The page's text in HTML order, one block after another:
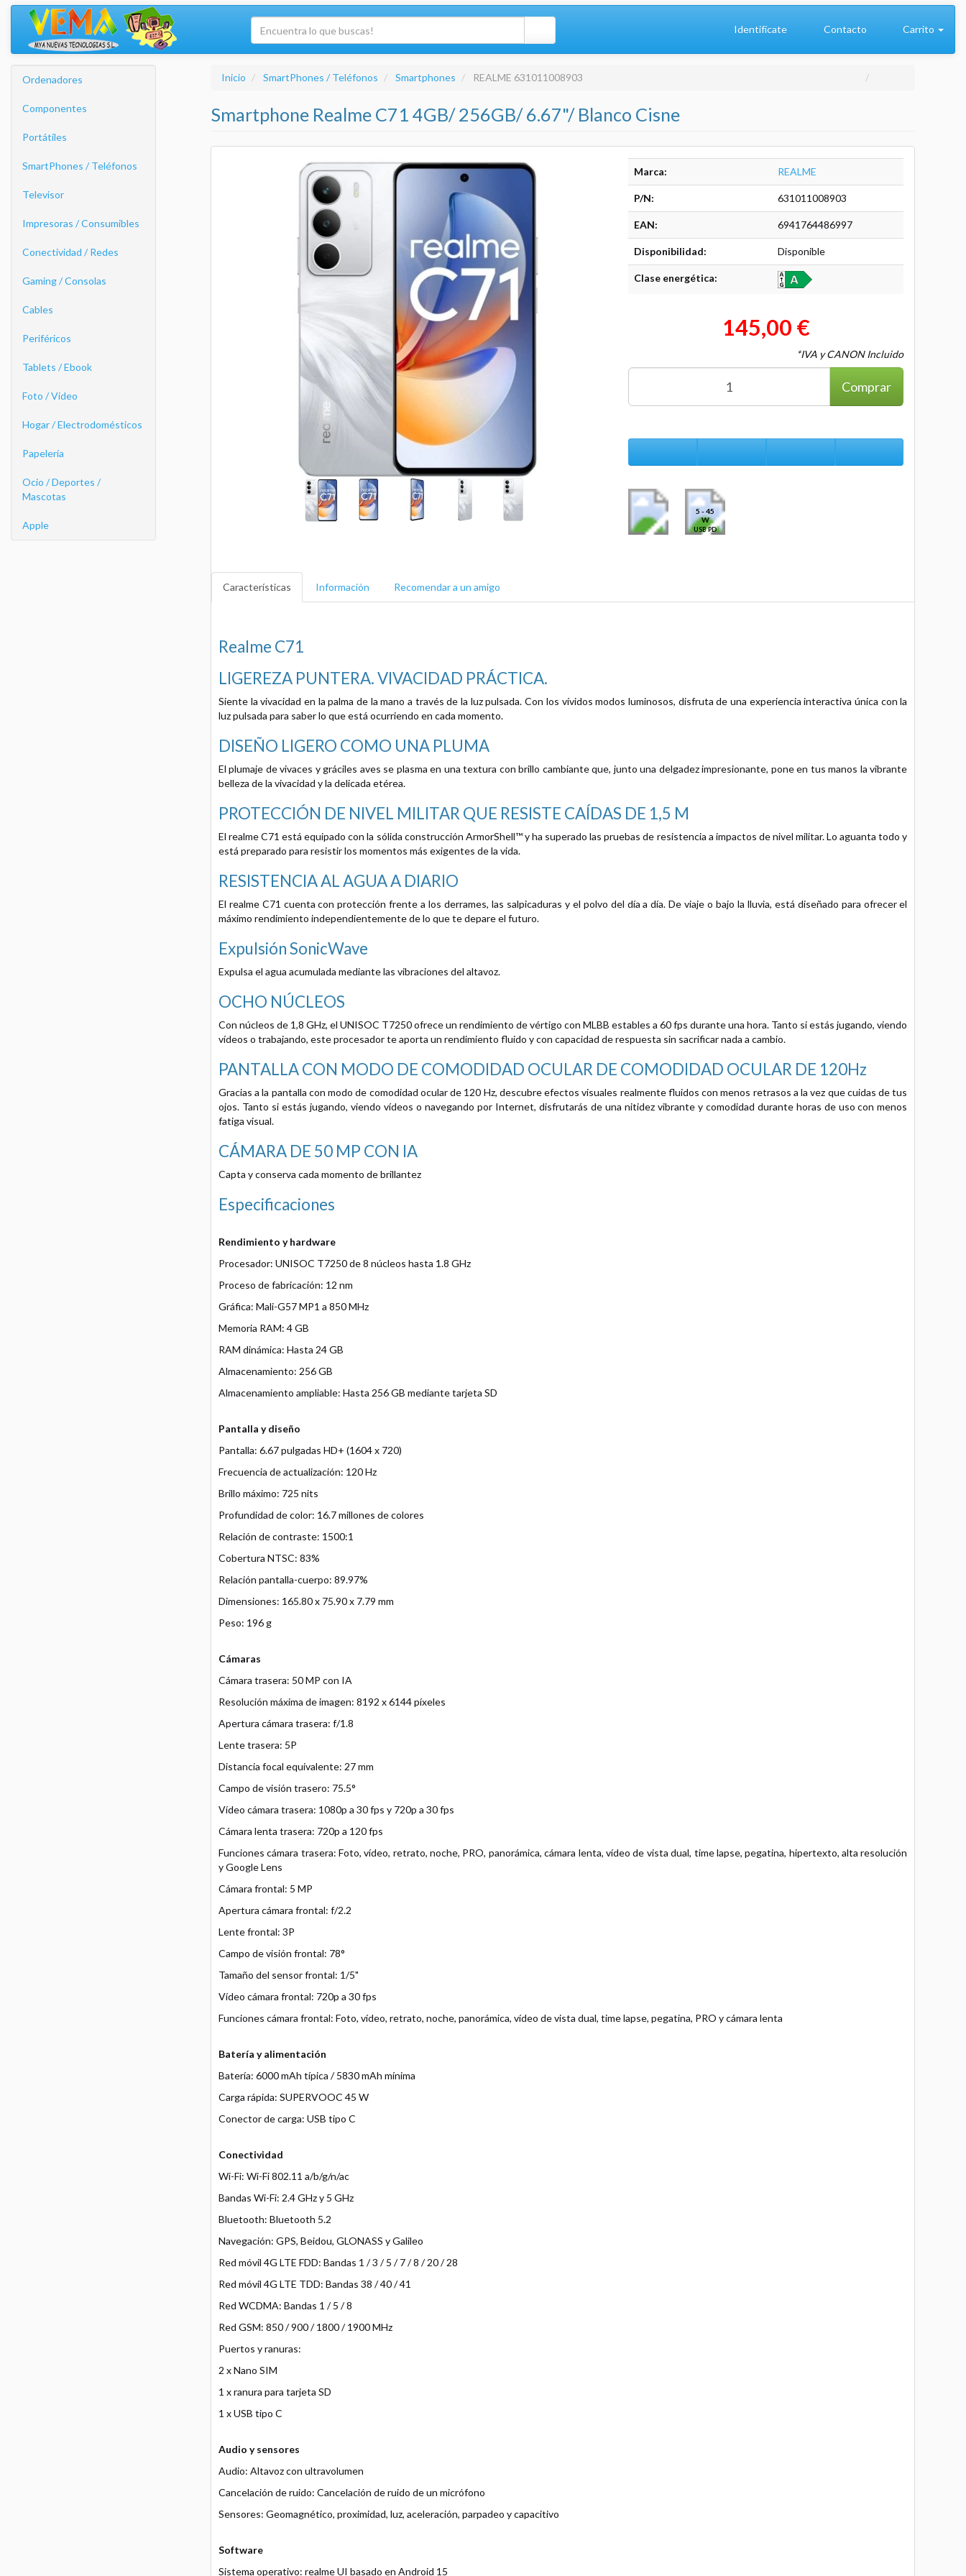
Identifícate Contacto Carrito
Ordenadores
Componentes
Portátiles
SmartPhones / Teléfonos
Televisor
Impresoras / Consumibles
Conectividad / Redes
Gaming / Consolas
Cables
Periféricos
Tablets / Ebook
Foto / Video
Hogar / Electrodomésticos
Papelería
Ocio / Deportes /
Mascotas
Apple
Inicio SmartPhones / Teléfonos Smartphones REALME 631011008903
Smartphone Realme C71 4GB/ 256GB/ 6.67"/ Blanco Cisne
Marca: REALME
P/N: 631011008903
EAN: 6941764486997
Disponibilidad: Disponible
Clase energética:
145,00 €
*IVA y CANON Incluido
Comprar
5 - 45
W
USB PD
Características Información Recomendar a un amigo
Realme C71
LIGEREZA PUNTERA. VIVACIDAD PRÁCTICA.
Siente la vivacidad en la palma de la mano a través de la luz pulsada. Con los vívidos modos luminosos, disfruta de una experiencia interactiva única con la
luz pulsada para saber lo que está ocurriendo en cada momento.
DISEÑO LIGERO COMO UNA PLUMA
El plumaje de vivaces y gráciles aves se plasma en una textura con brillo cambiante que, junto una delgadez impresionante, pone en tus manos la vibrante
belleza de la vivacidad y la delicada etérea.
PROTECCIÓN DE NIVEL MILITAR QUE RESISTE CAÍDAS DE 1,5 M
El realme C71 está equipado con la sólida construcción ArmorShell™ y ha superado las pruebas de resistencia a impactos de nivel militar. Lo aguanta todo y
está preparado para resistir los momentos más exigentes de la vida.
RESISTENCIA AL AGUA A DIARIO
El realme C71 cuenta con protección frente a los derrames, las salpicaduras y el polvo del día a día. De viaje o bajo la lluvia, está diseñado para ofrecer el
máximo rendimiento independientemente de lo que te depare el futuro.
Expulsión SonicWave
Expulsa el agua acumulada mediante las vibraciones del altavoz.
OCHO NÚCLEOS
Con núcleos de 1,8 GHz, el UNISOC T7250 ofrece un rendimiento de vértigo con MLBB estables a 60 fps durante una hora. Tanto si estás jugando, viendo
vídeos o trabajando, este procesador te aporta un rendimiento fluido y con capacidad de respuesta sin sacrificar nada a cambio.
PANTALLA CON MODO DE COMODIDAD OCULAR DE COMODIDAD OCULAR DE 120Hz
Gracias a la pantalla con modo de comodidad ocular de 120 Hz, descubre efectos visuales realmente fluidos con menos retrasos a la vez que cuidas de tus
ojos. Tanto si estás jugando, viendo vídeos o navegando por Internet, disfrutarás de una nitidez vibrante y comodidad durante horas de uso con menos
fatiga visual.
CÁMARA DE 50 MP CON IA
Capta y conserva cada momento de brillantez
Especificaciones
Rendimiento y hardware
Procesador: UNISOC T7250 de 8 núcleos hasta 1.8 GHz
Proceso de fabricación: 12 nm
Gráfica: Mali-G57 MP1 a 850 MHz
Memoria RAM: 4 GB
RAM dinámica: Hasta 24 GB
Almacenamiento: 256 GB
Almacenamiento ampliable: Hasta 256 GB mediante tarjeta SD
Pantalla y diseño
Pantalla: 6.67 pulgadas HD+ (1604 x 720)
Frecuencia de actualización: 120 Hz
Brillo máximo: 725 nits
Profundidad de color: 16.7 millones de colores
Relación de contraste: 1500:1
Cobertura NTSC: 83%
Relación pantalla-cuerpo: 89.97%
Dimensiones: 165.80 x 75.90 x 7.79 mm
Peso: 196 g
Cámaras
Cámara trasera: 50 MP con IA
Resolución máxima de imagen: 8192 x 6144 píxeles
Apertura cámara trasera: f/1.8
Lente trasera: 5P
Distancia focal equivalente: 27 mm
Campo de visión trasero: 75.5°
Vídeo cámara trasera: 1080p a 30 fps y 720p a 30 fps
Cámara lenta trasera: 720p a 120 fps
Funciones cámara trasera: Foto, vídeo, retrato, noche, PRO, panorámica, cámara lenta, vídeo de vista dual, time lapse, pegatina, hipertexto, alta resolución
y Google Lens
Cámara frontal: 5 MP
Apertura cámara frontal: f/2.2
Lente frontal: 3P
Campo de visión frontal: 78°
Tamaño del sensor frontal: 1/5"
Vídeo cámara frontal: 720p a 30 fps
Funciones cámara frontal: Foto, vídeo, retrato, noche, panorámica, vídeo de vista dual, time lapse, pegatina, PRO y cámara lenta
Batería y alimentación
Batería: 6000 mAh típica / 5830 mAh mínima
Carga rápida: SUPERVOOC 45 W
Conector de carga: USB tipo C
Conectividad
Wi-Fi: Wi-Fi 802.11 a/b/g/n/ac
Bandas Wi-Fi: 2.4 GHz y 5 GHz
Bluetooth: Bluetooth 5.2
Navegación: GPS, Beidou, GLONASS y Galileo
Red móvil 4G LTE FDD: Bandas 1 / 3 / 5 / 7 / 8 / 20 / 28
Red móvil 4G LTE TDD: Bandas 38 / 40 / 41
Red WCDMA: Bandas 1 / 5 / 8
Red GSM: 850 / 900 / 1800 / 1900 MHz
Puertos y ranuras:
2 x Nano SIM
1 x ranura para tarjeta SD
1 x USB tipo C
Audio y sensores
Audio: Altavoz con ultravolumen
Cancelación de ruido: Cancelación de ruido de un micrófono
Sensores: Geomagnético, proximidad, luz, aceleración, parpadeo y capacitivo
Software
Sistema operativo: realme UI basado en Android 15